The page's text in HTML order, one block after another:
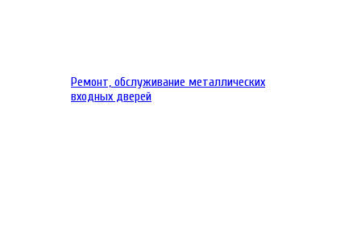
Ремонт, обслуживание металлических
входных дверей